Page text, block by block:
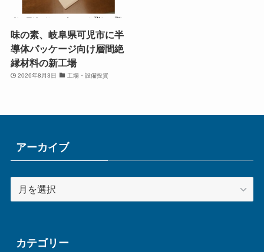
味の素、岐阜県可児市に半
導体パッケージ向け層間絶
縁材料の新工場
2026年8月3日 工場・設備投資
アーカイブ
ー
ブカテゴリー